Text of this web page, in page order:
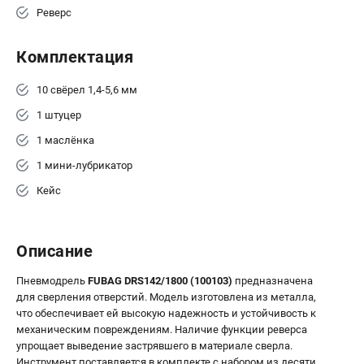
Реверс
Комплектация
10 свёрел 1,4-5,6 мм
1 штуцер
1 маслёнка
1 мини-лубрикатор
Кейс
Описание
Пневмодрель FUBAG DRS142/1800 (100103) предназначена
для сверления отверстий. Модель изготовлена из металла,
что обеспечивает ей высокую надежность и устойчивость к
механическим повреждениям. Наличие функции реверса
упрощает выведение застрявшего в материале сверла.